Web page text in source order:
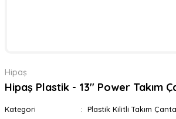
Hipaş
Hipaş Plastik - 13'' Power Takım
Kategori
Plastik Kilitli Takım